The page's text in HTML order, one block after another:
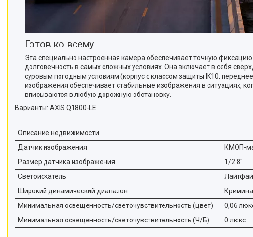
Готов ко всему
Эта специально настроенная камера обеспечивает точную
долговечность в самых сложных условиях. Она включает в себя
суровым погодным условиям (корпус с классом защиты IK10,
изображения обеспечивает стабильные изображения в ситуациях,
вписываются в любую дорожную обстановку.
Варианты: AXIS Q1800-LE
Описание недвижимости
Датчик изображения
КМОП-
Размер датчика изображения
1/2.8"
Светоискатель
Широкий динамический диапазон
Минимальная освещенность/светочувствительность (цвет)
0,06
Минимальная освещенность/светочувствительность (Ч/Б)
0 люкс